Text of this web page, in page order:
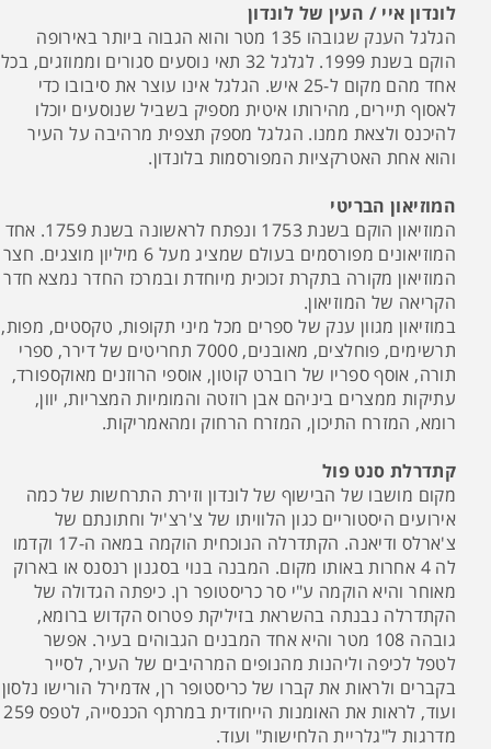
לונדון איי / העין של לונדון
הגלגל הענק שגובהו 135 מטר והוא הגבוה ביותר באירופה
הוקם בשנת 1999. לגלגל 32 תאי נוסעים סגורים וממוזגים, בכל
אחד מהם מקום ל-25 איש. הגלגל אינו עוצר את סיבובו כדי
לאסוף תיירים, מהירותו איטית מספיק בשביל שנוסעים יוכלו
להיכנס ולצאת ממנו. הגלגל מספק תצפית מרהיבה על העיר
והוא אחת האטרקציות המפורסמות בלונדון.
המוזיאון הבריטי
המוזיאון הוקם בשנת 1753 ונפתח לראשונה בשנת 1759. אחד
המוזיאונים מפורסמים בעולם שמציג מעל 6 מיליון מוצגים. חצר
המוזיאון מקורה בתקרת זכוכית מיוחדת ובמרכז החדר נמצא חדר
הקריאה של המוזיאון.
במוזיאון מגוון ענק של ספרים מכל מיני תקופות, טקסטים, מפות,
תרשימים, פוחלצים, מאובנים, 7000 תחריטים של דירר, ספרי
תורה, אוסף ספריו של רוברט קוטון, אוספי הרוזנים מאוקספורד,
עתיקות ממצרים ביניהם אבן רוזטה והמומיות המצריות, יוון,
רומא, המזרח התיכון, המזרח הרחוק ומהאמריקות.
קתדרלת סנט פול
מקום מושבו של הבישוף של לונדון וזירת התרחשות של כמה
אירועים היסטוריים כגון הלוויתו של צ'רצ'יל וחתונתם של
צ'ארלס ודיאנה. הקתדרלה הנוכחית הוקמה במאה ה-17 וקדמו
לה 4 אחרות באותו מקום. המבנה בנוי בסגנון רנסנס או בארוק
מאוחר והיא הוקמה ע"י סר כריסטופר רן. כיפתה הגדולה של
הקתדרלה נבנתה בהשראת בזיליקת פטרוס הקדוש ברומא,
גובהה 108 מטר והיא אחד המבנים הגבוהים בעיר. אפשר
לטפל לכיפה וליהנות מהנופים המרהיבים של העיר, לסייר
בקברים ולראות את קברו של כריסטופר רן, אדמירל הורישו נלסון
ועוד, לראות את האומנות הייחודית במרתף הכנסייה, לטפס 259
מדרגות ל"גלריית הלחישות" ועוד.